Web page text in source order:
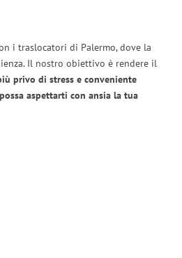
i traslocatori di Palermo, dove la
Il nostro obiettivo è rendere il
privo di stress e conveniente
aspettarti con ansia la tua